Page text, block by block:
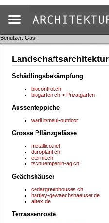
Benutzer: Gast
Landschaftsarchitektur
Schädlingsbekämpfung
biocontrol.ch
biogarten.ch > Privatgärten
Aussenteppiche
warli.it/maui-outdoor
Grosse Pflänzgefässe
metallico.net
duroplant.ch
eternit.ch
tschuemperlin-ag.ch
Geächshäuser
cedargreenhouses.ch
hartley-gewaechshaeuser.de
alitex.de
Terrassenroste